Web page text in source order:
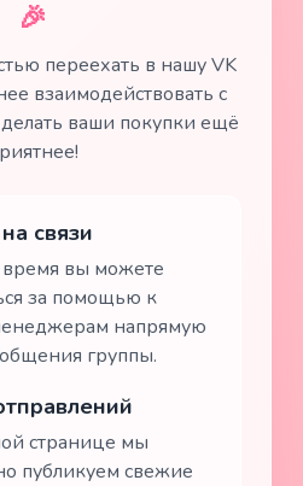
🎉
переехать в нашу VK
взаимодействовать с
ваши покупки ещё
связи
вы можете
за помощью к
напрямую
группы.
странице мы
публикуем свежие